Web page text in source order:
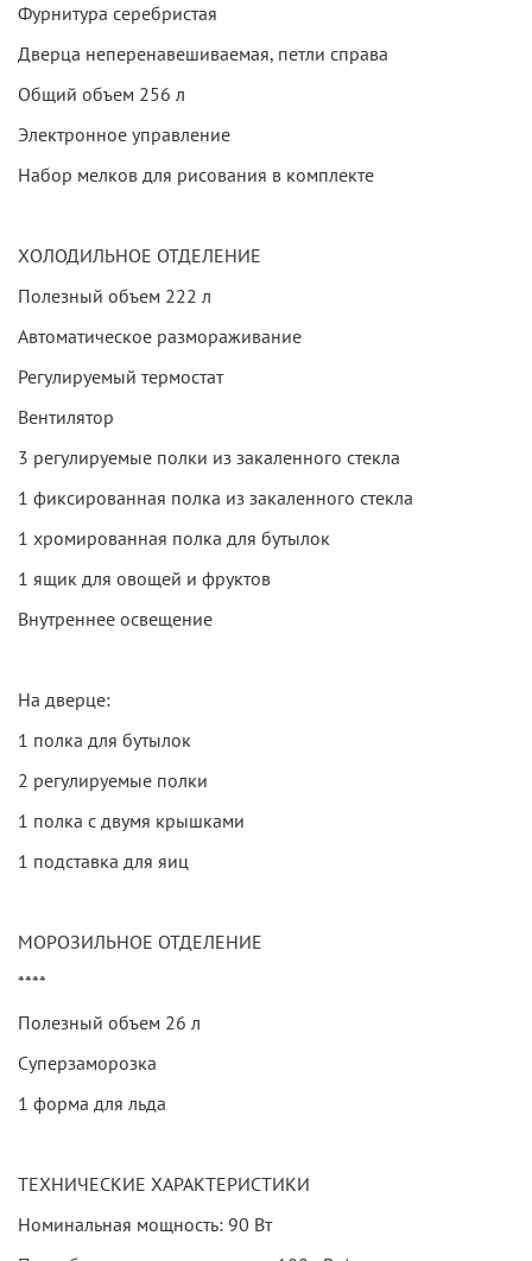
Фурнитура серебристая
Дверца неперенавешиваемая, петли справа
Общий объем 256 л
Электронное управление
Набор мелков для рисования в комплекте
ХОЛОДИЛЬНОЕ ОТДЕЛЕНИЕ
Полезный объем 222 л
Автоматическое размораживание
Регулируемый термостат
Вентилятор
3 регулируемые полки из закаленного стекла
1 фиксированная полка из закаленного стекла
1 хромированная полка для бутылок
1 ящик для овощей и фруктов
Внутреннее освещение
На дверце:
1 полка для бутылок
2 регулируемые полки
1 полка с двумя крышками
1 подставка для яиц
МОРОЗИЛЬНОЕ ОТДЕЛЕНИЕ
****
Полезный объем 26 л
Суперзаморозка
1 форма для льда
ТЕХНИЧЕСКИЕ ХАРАКТЕРИСТИКИ
Номинальная мощность: 90 Вт